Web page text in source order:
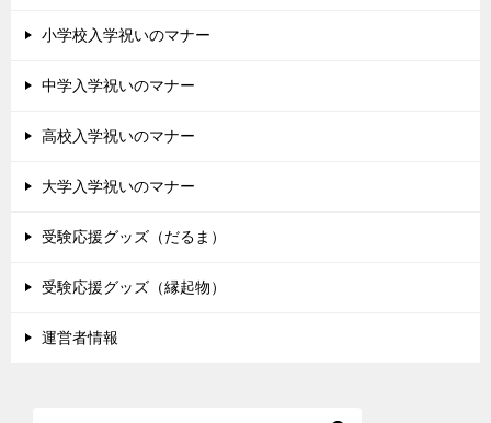
小学校入学祝いのマナー
中学入学祝いのマナー
高校入学祝いのマナー
大学入学祝いのマナー
受験応援グッズ（だるま）
受験応援グッズ（縁起物）
運営者情報